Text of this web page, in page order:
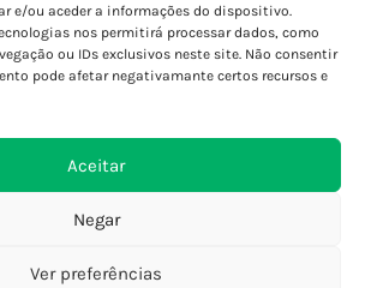
e/ou aceder a informações do dispositivo.
nos permitirá processar dados, como
ou IDs exclusivos neste site. Não consentir
pode afetar negativamante certos recursos e
Aceitar
Negar
Ver preferências
Perguntas Frequentes
Custos de Envio
Encomendas Internacionais
Devoluções e Trocas